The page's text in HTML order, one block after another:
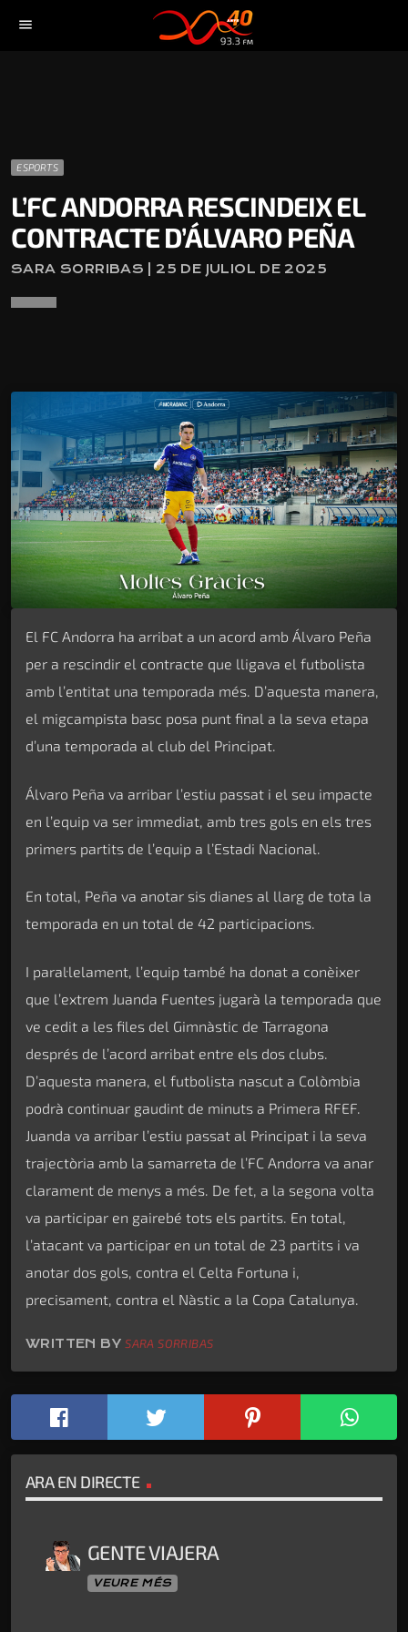
menu
ESPORTS
L’FC ANDORRA RESCINDEIX EL
CONTRACTE D’ÁLVARO PEÑA
SARA SORRIBAS | 25 DE JULIOL DE 2025
El FC Andorra ha arribat a un acord amb Álvaro Peña
per a rescindir el contracte que lligava el futbolista
amb l’entitat una temporada més. D’aquesta manera,
el migcampista basc posa punt final a la seva etapa
d’una temporada al club del Principat.
Álvaro Peña va arribar l’estiu passat i el seu impacte
en l’equip va ser immediat, amb tres gols en els tres
primers partits de l’equip a l’Estadi Nacional.
En total, Peña va anotar sis dianes al llarg de tota la
temporada en un total de 42 participacions.
I paral·lelament, l’equip també ha donat a conèixer
que l’extrem Juanda Fuentes jugarà la temporada que
ve cedit a les files del Gimnàstic de Tarragona
després de l’acord arribat entre els dos clubs.
D’aquesta manera, el futbolista nascut a Colòmbia
podrà continuar gaudint de minuts a Primera RFEF.
Juanda va arribar l’estiu passat al Principat i la seva
trajectòria amb la samarreta de l’FC Andorra va anar
clarament de menys a més. De fet, a la segona volta
va participar en gairebé tots els partits. En total,
l’atacant va participar en un total de 23 partits i va
anotar dos gols, contra el Celta Fortuna i,
precisament, contra el Nàstic a la Copa Catalunya.
WRITTEN BY SARA SORRIBAS
ARA EN DIRECTE
GENTE VIAJERA
VEURE MÉS